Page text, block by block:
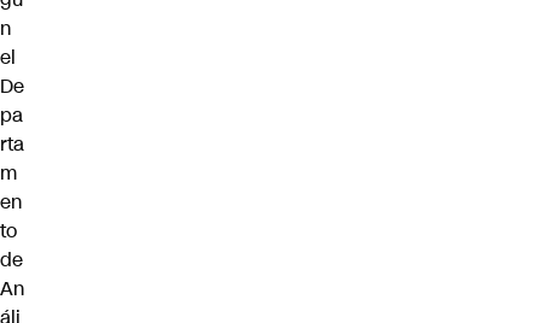
n
el
De
pa
rta
m
en
to
de
An